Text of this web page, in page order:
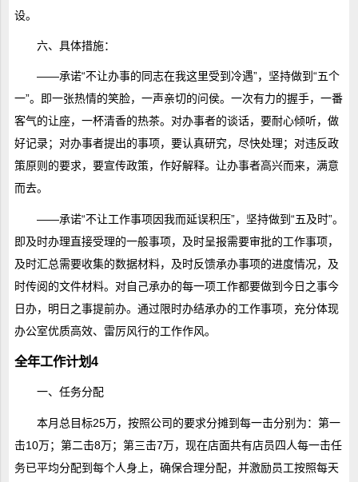
设。
六、具体措施：
——承诺“不让办事的同志在我这里受到冷遇”，坚持做到“五个
一”。即一张热情的笑脸，一声亲切的问侯。一次有力的握手，一番
客气的让座，一杯清香的热茶。对办事者的谈话，要耐心倾听，做
好记录；对办事者提出的事项，要认真研究，尽快处理；对违反政
策原则的要求，要宣传政策，作好解释。让办事者高兴而来，满意
而去。
——承诺“不让工作事项因我而延误积压”，坚持做到“五及时”。
即及时办理直接受理的一般事项，及时呈报需要审批的工作事项，
及时汇总需要收集的数据材料，及时反馈承办事项的进度情况，及
时传阅的文件材料。对自己承办的每一项工作都要做到今日之事今
日办，明日之事提前办。通过限时办结承办的工作事项，充分体现
办公室优质高效、雷厉风行的工作作风。
全年工作计划4
一、任务分配
本月总目标25万，按照公司的要求分摊到每一击分别为：第一
击10万；第二击8万；第三击7万，现在店面共有店员四人每一击任
务已平均分配到每个人身上，确保合理分配，并激励员工按照每天